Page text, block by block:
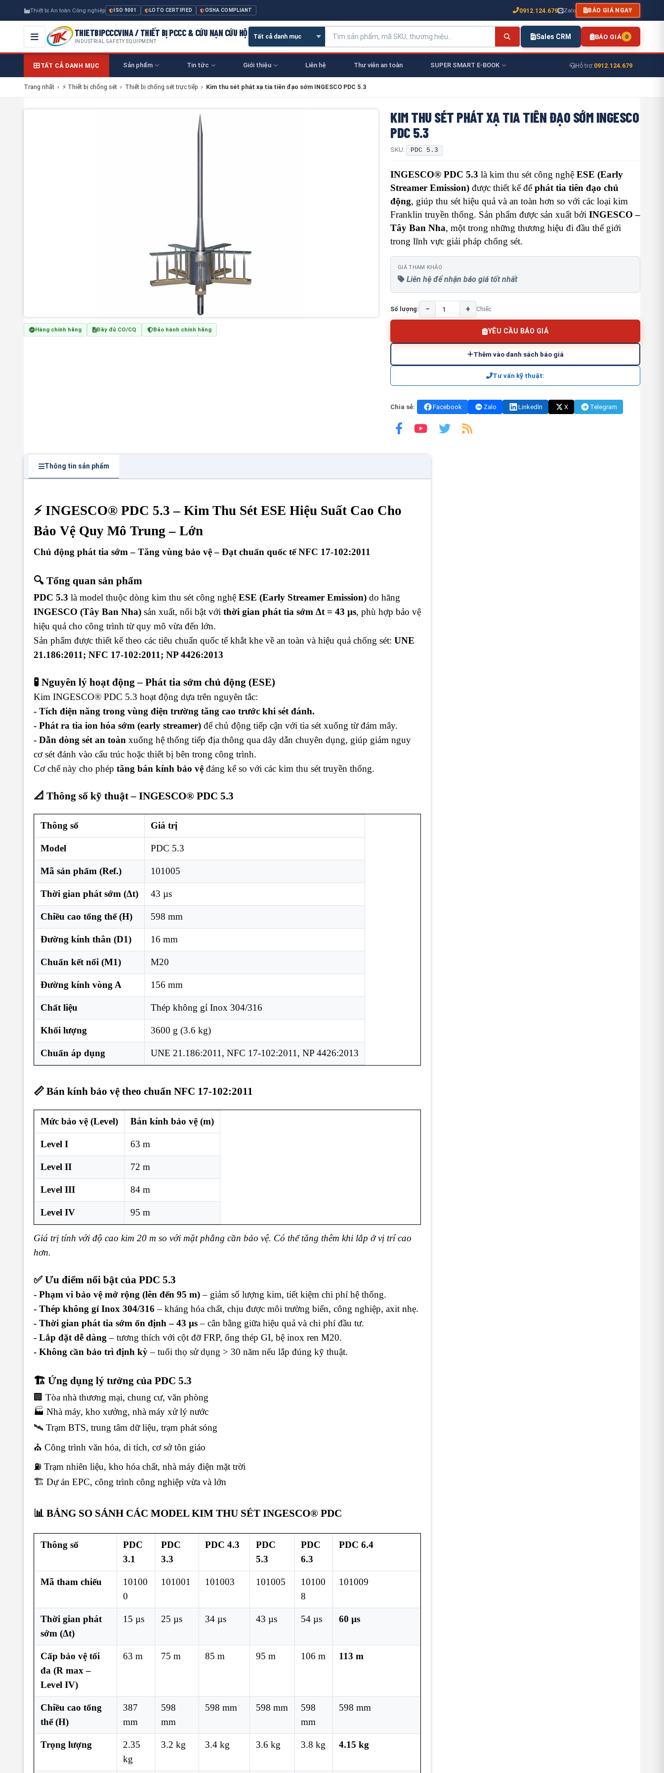
Thiết bị An toàn Công nghiệp ISO 9001 LOTO CERTIFIED OSHA COMPLIANT 0912.124.679 Zalo BÁO GIÁ NGAY
THIETBIPCCCVINA / THIẾT BỊ PCCC & CỨU NẠN CỨU HỘ
INDUSTRIAL SAFETY EQUIPMENT
Sales CRM BÁO GIÁ 0
TẤT CẢ DANH MỤC Sản phẩm Tin tức Giới thiệu Liên hệ Thư viên an toàn SUPER SMART E-BOOK Hỗ trợ:0912.124.679
Trang nhất › ⚡ Thiết bị chống sét › Thiết bị chống sét trực tiếp › Kim thu sét phát xạ tia tiên đạo sớm INGESCO PDC 5.3
Hàng chính hãng Đầy đủ CO/CQ Bảo hành chính hãng
KIM THU SÉT PHÁT XẠ TIA TIÊN ĐẠO SỚM INGESCO
PDC 5.3
SKU: PDC 5.3
INGESCO® PDC 5.3 là kim thu sét công nghệ ESE (Early
Streamer Emission) được thiết kế đểphát tia tiên đạo chủ
động, giúp thu sét hiệu quả và an toàn hơn so với các loại kim
Franklin truyền thống. Sản phẩm được sản xuất bởi INGESCO –
Tây Ban Nha, một trong những thương hiệu đi đầu thế giới
trong lĩnh vực giải pháp chống sét.
GIÁ THAM KHẢO
Liên hệ để nhận báo giá tốt nhất
Số lượng: − + Chiếc
YÊU CẦU BÁO GIÁ
Thêm vào danh sách báo giá
Tư vấn kỹ thuật:
Chia sẻ: Facebook Zalo LinkedIn X Telegram
Thông tin sản phẩm
⚡ INGESCO® PDC 5.3 – Kim Thu Sét ESE Hiệu Suất Cao Cho
Bảo Vệ Quy Mô Trung – Lớn
Chủ động phát tia sớm – Tăng vùng bảo vệ – Đạt chuẩn quốc tế NFC 17-102:2011
🔍 Tổng quan sản phẩm
PDC 5.3 là model thuộc dòng kim thu sét công nghệ ESE (Early Streamer Emission) do hãng
INGESCO (Tây Ban Nha) sản xuất, nổi bật với thời gian phát tia sớm ∆t = 43 µs, phù hợp bảo vệ
hiệu quả cho công trình từ quy mô vừa đến lớn.
Sản phẩm được thiết kế theo các tiêu chuẩn quốc tế khắt khe về an toàn và hiệu quả chống sét: UNE
21.186:2011; NFC 17-102:2011; NP 4426:2013
🧪 Nguyên lý hoạt động – Phát tia sớm chủ động (ESE)
Kim INGESCO® PDC 5.3 hoạt động dựa trên nguyên tắc:
- Tích điện năng trong vùng điện trường tăng cao trước khi sét đánh.
- Phát ra tia ion hóa sớm (early streamer) để chủ động tiếp cận với tia sét xuống từ đám mây.
- Dẫn dòng sét an toàn xuống hệ thống tiếp địa thông qua dây dẫn chuyên dụng, giúp giảm nguy
cơ sét đánh vào cấu trúc hoặc thiết bị bên trong công trình.
Cơ chế này cho phép tăng bán kính bảo vệ đáng kể so với các kim thu sét truyền thống.
📐 Thông số kỹ thuật – INGESCO® PDC 5.3
Thông số Giá trị
Model PDC 5.3
Mã sản phẩm (Ref.) 101005
Thời gian phát sớm (∆t) 43 µs
Chiều cao tổng thể (H) 598 mm
Đường kính thân (D1) 16 mm
Chuẩn kết nối (M1) M20
Đường kính vòng A 156 mm
Chất liệu Thép không gỉ Inox 304/316
Khối lượng 3600 g (3.6 kg)
Chuẩn áp dụng UNE 21.186:2011, NFC 17-102:2011, NP 4426:2013
📏 Bán kính bảo vệ theo chuẩn NFC 17-102:2011
Mức bảo vệ (Level) Bán kính bảo vệ (m)
Level I 63 m
Level II 72 m
Level III 84 m
Level IV 95 m
Giá trị tính với độ cao kim 20 m so với mặt phẳng cần bảo vệ. Có thể tăng thêm khi lắp ở vị trí cao
hơn.
✅ Ưu điểm nổi bật của PDC 5.3
- Phạm vi bảo vệ mở rộng (lên đến 95 m)– giảm số lượng kim, tiết kiệm chi phí hệ thống.
- Thép không gỉ Inox 304/316 – kháng hóa chất, chịu được môi trường biển, công nghiệp, axit nhẹ.
- Thời gian phát tia sớm ổn định – 43 µs– cân bằng giữa hiệu quả và chi phí đầu tư.
- Lắp đặt dễ dàng – tương thích với cột đỡ FRP, ống thép GI, bệ inox ren M20.
- Không cần bảo trì định kỳ– tuổi thọ sử dụng > 30 năm nếu lắp đúng kỹ thuật.
🏗 Ứng dụng lý tưởng của PDC 5.3
🏢 Tòa nhà thương mại, chung cư, văn phòng
🏭 Nhà máy, kho xưởng, nhà máy xử lý nước
🛰 Trạm BTS, trung tâm dữ liệu, trạm phát sóng
⛪ Công trình văn hóa, di tích, cơ sở tôn giáo
⛽ Trạm nhiên liệu, kho hóa chất, nhà máy điện mặt trời
🏗 Dự án EPC, công trình công nghiệp vừa và lớn
📊 BẢNG SO SÁNH CÁC MODEL KIM THU SÉT INGESCO® PDC
Thông số
PDC
3.1
PDC
3.3
PDC 4.3
PDC
5.3
PDC
6.3
PDC 6.4
Mã tham chiếu
10100
0
101001 101003 101005
10100
8
101009
Thời gian phát
sớm (∆t)
15 µs 25 µs 34 µs 43 µs 54 µs 60 µs
Cấp bảo vệ tối
đa (R max –
Level IV)
63 m 75 m 85 m 95 m 106 m 113 m
Chiều cao tổng
thể (H)
387
mm
598
mm
598 mm 598 mm
598
mm
598 mm
Trọng lượng
2.35
kg
3.2 kg 3.4 kg 3.6 kg 3.8 kg 4.15 kg